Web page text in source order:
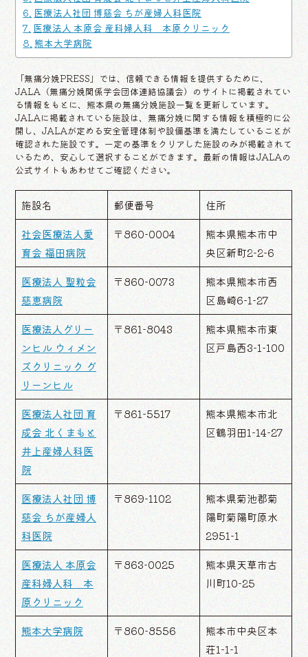
医療法人社団 博慈会 ちが産婦人科医院
医療法人 本原会 産科婦人科 本原クリニック
熊本大学病院
「無痛分娩PRESS」では、信頼できる情報を提供するために、
JALA（無痛分娩関係学会団体連絡協議会）のサイトに掲載されてい
る情報をもとに、熊本県の無痛分娩施設一覧を更新しています。
JALAに掲載されている施設は、無痛分娩に関する情報を積極的に公
開し、JALAが定める安全管理体制や設備基準を満たしていることが
確認された施設です。一定の基準をクリアした施設のみが掲載されて
いるため、安心して選択することができます。最新の情報はJALAの
公式サイトもあわせてご確認ください。
施設名 郵便番号
住所
社会医療法人愛
育会 福田病院
〒860-0004
熊本県熊本市中
央区新町2-2-6
医療法人 聖粒会
慈恵病院
〒860-0073
熊本県熊本市西
区島崎6-1-27
医療法人グリー
ンヒル ウィメン
ズクリニック グ
リーンヒル
〒861-8043
熊本県熊本市東
区戸島西3-1-100
医療法人社団 育
成会 北くまもと
井上産婦人科医
院
〒861-5517
熊本県熊本市北
区鶴羽田1-14-27
医療法人社団 博
慈会 ちが産婦人
科医院
〒869-1102
熊本県菊池郡菊
陽町菊陽町原水
2951-1
医療法人 本原会
産科婦人科 本
原クリニック
〒863-0025
熊本県天草市古
川町10-25
熊本大学病院 〒860-8556
熊本市中央区本
荘1-1-1